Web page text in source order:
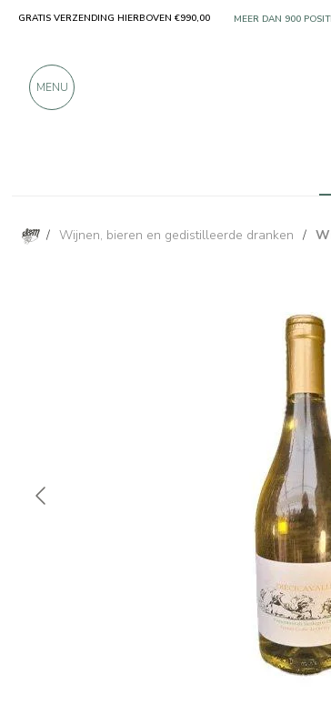
/ Wijnen, bieren en gedistilleerde dranken /
GRATIS VERZENDING HIERBOVEN €990,00 ALLEEN
MENU